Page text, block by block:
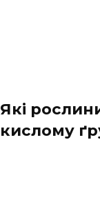
Які
кислому